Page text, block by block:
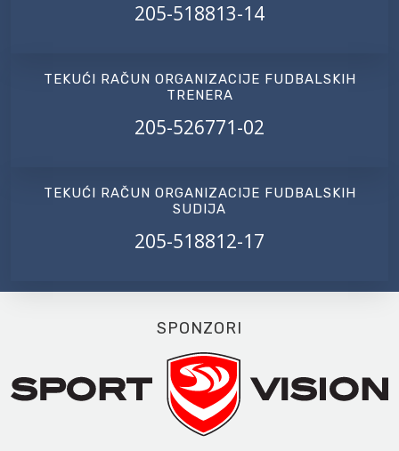
205-518813-14
TEKUĆI RAČUN ORGANIZACIJE FUDBALSKIH
TRENERA
205-526771-02
TEKUĆI RAČUN ORGANIZACIJE FUDBALSKIH
SUDIJA
205-518812-17
SPONZORI